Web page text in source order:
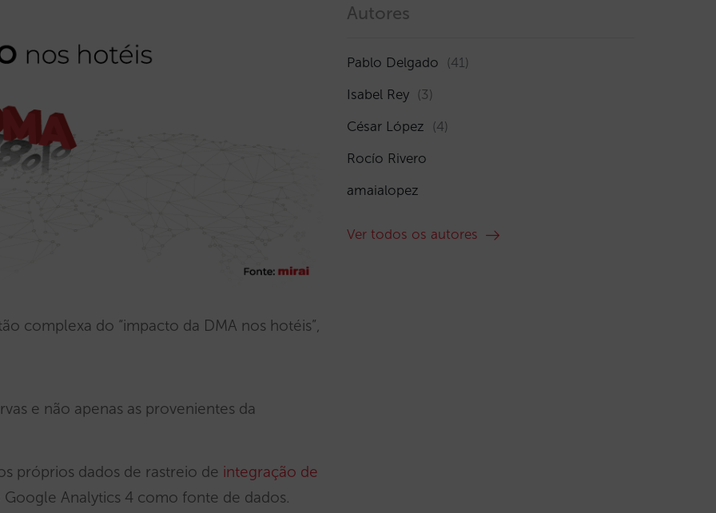
complexa do “impacto da DMA nos hotéis”,
e não apenas as provenientes da
próprios dados de rastreio de integração de
Google Analytics 4 como fonte de dados.
Autores
Pablo Delgado (41)
Isabel Rey (3)
César López (4)
Rocío Rivero
amaialopez
Ver todos os autores